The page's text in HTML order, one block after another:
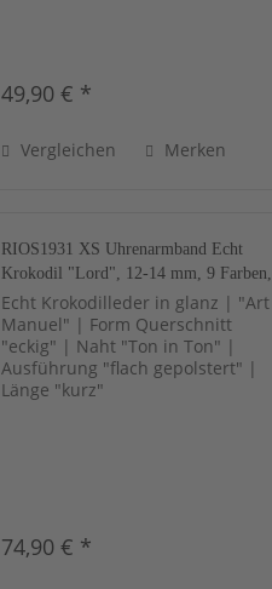
49,90 € *
Vergleichen Merken
RIOS1931 XS Uhrenarmband Echt
Krokodil "Lord", 12-14 mm, 9 Farben,
neu!
Echt Krokodilleder in glanz | "Art
Manuel" | Form Querschnitt
"eckig" | Naht "Ton in Ton" |
Ausführung "flach gepolstert" |
Länge "kurz"
74,90 € *